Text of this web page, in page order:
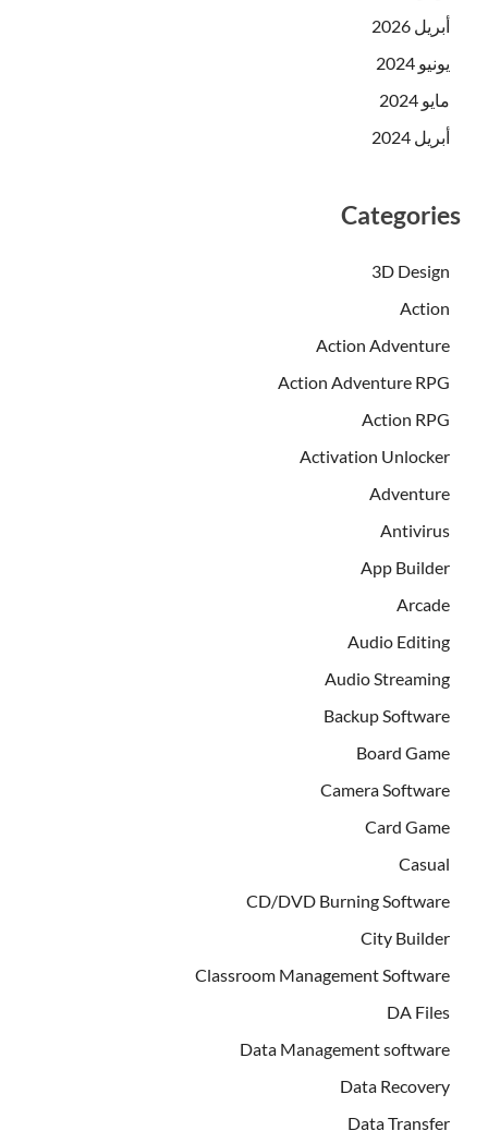
أبريل 2026
يونيو 2024
مايو 2024
أبريل 2024
Categories
3D Design
Action
Action Adventure
Action Adventure RPG
Action RPG
Activation Unlocker
Adventure
Antivirus
App Builder
Arcade
Audio Editing
Audio Streaming
Backup Software
Board Game
Camera Software
Card Game
Casual
CD/DVD Burning Software
City Builder
Classroom Management Software
DA Files
Data Management software
Data Recovery
Data Transfer